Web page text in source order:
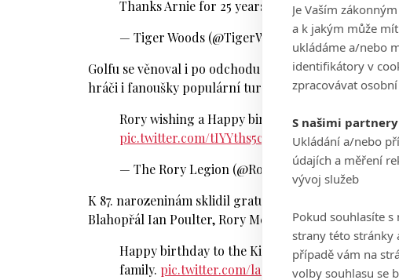
Je Vaším
a k jakým může
ukládáme a/nebo
identifikátory v
zpracovávat
S našimi
Ukládání a/nebo
údajích a měření
vývoj služeb
Pokud souhlasíte
strany této stránky
případě vám na
volby souhlasu se
Thanks Arnie for 25 years of friendship. Can't
— Tiger Woods (@TigerWoods) 10. září 2016
Golfu se věnoval i po odchodu z nejvyšší scény. Hrál
hráči i fanoušky populární turnaj Arnold Palmer
Rory wishing a Happy birthday to Mr.Palmer!
pic.twitter.com/tIYYths5c9
— The Rory Legion (@RoryLegion_GC)10. září
K 87. narozeninám sklidil gratulace z celého světa. S
Blahopřál Ian Poulter, Rory McIlroy nebo třeba Tiger
Happy birthday to the King Mr Arnold
family. pic.twitter.com/lasF5fDcpS